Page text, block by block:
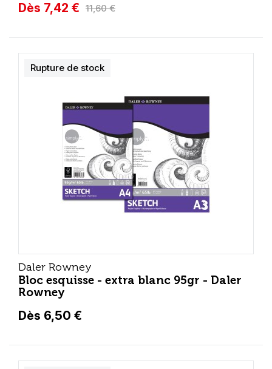
Dès 7,42 € 11,60 €
Daler Rowney
Bloc esquisse - extra blanc 95gr - Daler
Rowney
Dès 6,50 €
Rupture de stock